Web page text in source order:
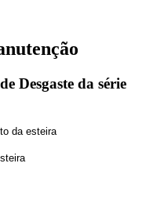
Desgaste da série
da esteira